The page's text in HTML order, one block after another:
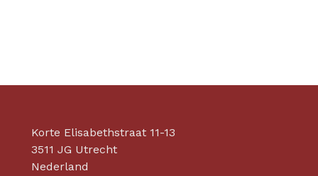
Korte Elisabethstraat 11-13
3511 JG Utrecht
Nederland